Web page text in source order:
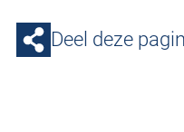
Deel deze